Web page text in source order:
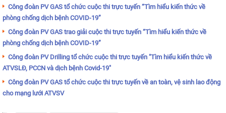
Công đoàn PV GAS tổ chức cuộc thi trực tuyến “Tìm hiểu kiến thức về
phòng chống dịch bệnh COVID-19”
Công đoàn PV GAS trao giải cuộc thi trực tuyến “Tìm hiểu kiến thức về
phòng chống dịch bệnh COVID-19”
Công đoàn PV Drilling tổ chức cuộc thi trực tuyến "Tìm hiểu kiến thức về
ATVSLĐ, PCCN và dịch bệnh Covid-19"
Công đoàn PV GAS tổ chức cuộc thi trực tuyến về an toàn, vệ sinh lao động
cho mạng lưới ATVSV